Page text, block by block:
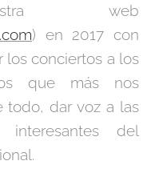
web
) en 2017 con
los conciertos a los
que más nos
todo, dar voz a las
interesantes del